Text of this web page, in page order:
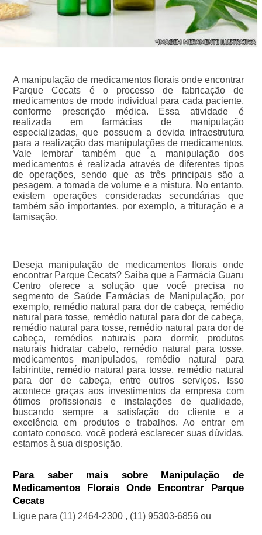
A manipulação de medicamentos florais onde encontrar
Parque Cecats é o processo de fabricação de
medicamentos de modo individual para cada paciente,
conforme prescrição médica. Essa atividade é
realizada em farmácias de manipulação
especializadas, que possuem a devida infraestrutura
para a realização das manipulações de medicamentos.
Vale lembrar também que a manipulação dos
medicamentos é realizada através de diferentes tipos
de operações, sendo que as três principais são a
pesagem, a tomada de volume e a mistura. No entanto,
existem operações consideradas secundárias que
também são importantes, por exemplo, a trituração e a
tamisação.
Deseja manipulação de medicamentos florais onde
encontrar Parque Cecats? Saiba que a Farmácia Guaru
Centro oferece a solução que você precisa no
segmento de Saúde Farmácias de Manipulação, por
exemplo, remédio natural para dor de cabeça, remédio
natural para tosse, remédio natural para dor de cabeça,
remédio natural para tosse, remédio natural para dor de
cabeça, remédios naturais para dormir, produtos
naturais hidratar cabelo, remédio natural para tosse,
medicamentos manipulados, remédio natural para
labirintite, remédio natural para tosse, remédio natural
para dor de cabeça, entre outros serviços. Isso
acontece graças aos investimentos da empresa com
ótimos profissionais e instalações de qualidade,
buscando sempre a satisfação do cliente e a
excelência em produtos e trabalhos. Ao entrar em
contato conosco, você poderá esclarecer suas dúvidas,
estamos à sua disposição.
Para saber mais sobre Manipulação de
Medicamentos Florais Onde Encontrar Parque
Cecats
Ligue para (11) 2464-2300 , (11) 95303-6856 ou